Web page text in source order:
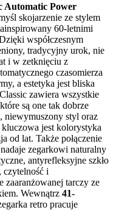
Automatic Power
skojarzenie ze stylem
60-letnimi
współczesnym
tradycyjny urok, nie
i w zetknięciu z
czasomierza
a estetyka jest bliska
zawiera wszystkie
są one tak dobrze
niewymuszony styl oraz
jest kolorystyka
od lat. Także połączenie
zegarkowi naturalny
antyrefleksyjne szkło
czytelność i
zaaranżowanej tarczy ze
Wewnątrz 41-
retro pracuje